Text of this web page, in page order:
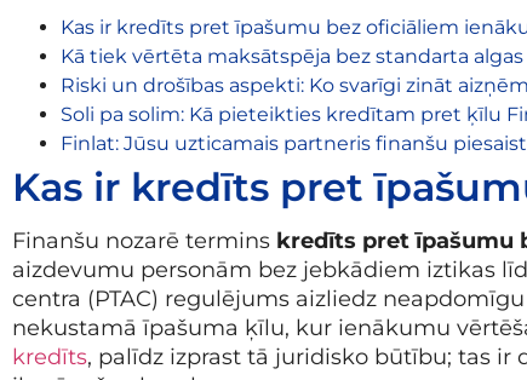
Kas ir kredīts pret īpašumu bez oficiāliem
Kā tiek vērtēta maksātspēja bez standarta algas
Riski un drošības aspekti: Ko svarīgi zināt
Soli pa solim: Kā pieteikties kredītam pret ķīlu
Finlat: Jūsu uzticamais partneris finanšu
Kas ir kredīts pret
Finanšu nozarē termins kredīts pret īpašumu
aizdevumu personām bez jebkādiem iztikas
centra (PTAC) regulējums aizliedz
nekustamā īpašuma ķīlu, kur ienākumu
kredīts, palīdz izprast tā juridisko būtību; tas ir